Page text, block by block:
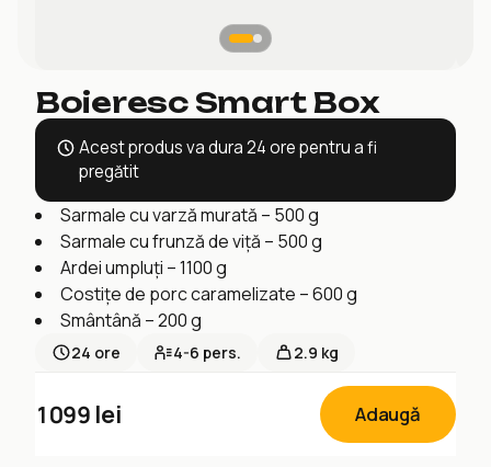
Boieresc Smart Box
Acest produs va dura 24 ore pentru a fi
pregătit
Sarmale cu varză murată – 500 g
Sarmale cu frunză de viță – 500 g
Ardei umpluți – 1100 g
Costițe de porc caramelizate – 600 g
Smântână – 200 g
24 ore 4-6 pers. 2.9 kg
1099 lei Adaugă